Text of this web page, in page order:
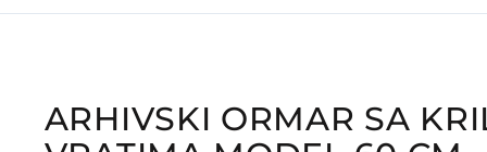
ARHIVSKI ORMAR SA